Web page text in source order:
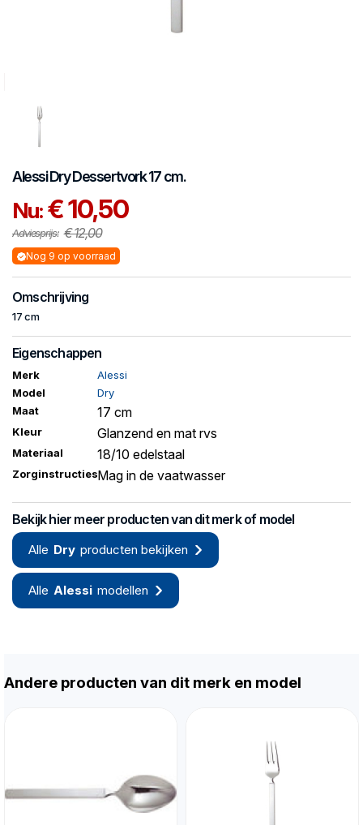
AlessiDryDessertvork 17 cm.
Nu:€ 10,50
Adviesprijs: € 12,00
Nog 9 op voorraad
Omschrijving
17 cm
Eigenschappen
Merk
Alessi
Model
Dry
Maat
17 cm
Kleur Glanzend en mat rvs
Materiaal 18/10 edelstaal
ZorginstructiesMag in de vaatwasser
Bekijk hier meer producten van dit merk of model
Alle Dry producten bekijken
Alle Alessi modellen
Andere producten van dit merk en model